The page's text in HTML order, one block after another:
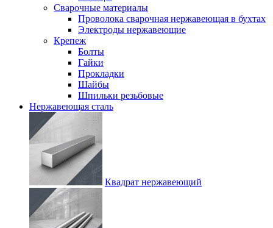
Сварочные материалы
Проволока сварочная нержавеющая в бухтах
Электроды нержавеющие
Крепеж
Болты
Гайки
Прокладки
Шайбы
Шпильки резьбовые
Нержавеющая сталь
Квадрат нержавеющий